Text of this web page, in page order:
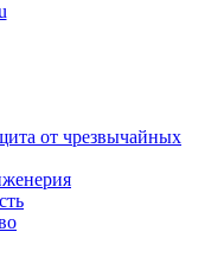
от чрезвычайных